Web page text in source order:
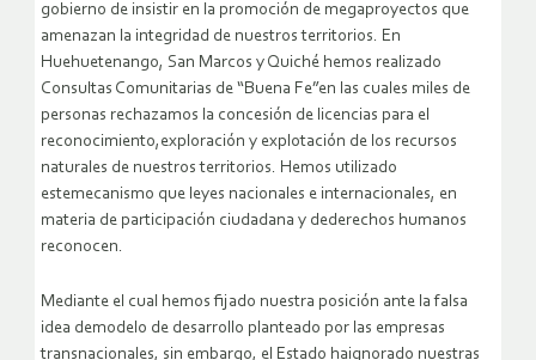
gobierno de insistir en la promoción de megaproyectos que
amenazan la integridad de nuestros territorios. En
Huehuetenango, San Marcos y Quiché hemos realizado
Consultas Comunitarias de “Buena Fe”en las cuales miles de
personas rechazamos la concesión de licencias para el
reconocimiento,exploración y explotación de los recursos
naturales de nuestros territorios. Hemos utilizado
estemecanismo que leyes nacionales e internacionales, en
materia de participación ciudadana y dederechos humanos
reconocen.
Mediante el cual hemos fijado nuestra posición ante la falsa
idea demodelo de desarrollo planteado por las empresas
transnacionales, sin embargo, el Estado haignorado nuestras